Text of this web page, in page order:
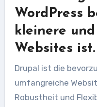
WordPress
kleinere
Websites ist.
Drupal ist die
umfangreiche
Robustheit und